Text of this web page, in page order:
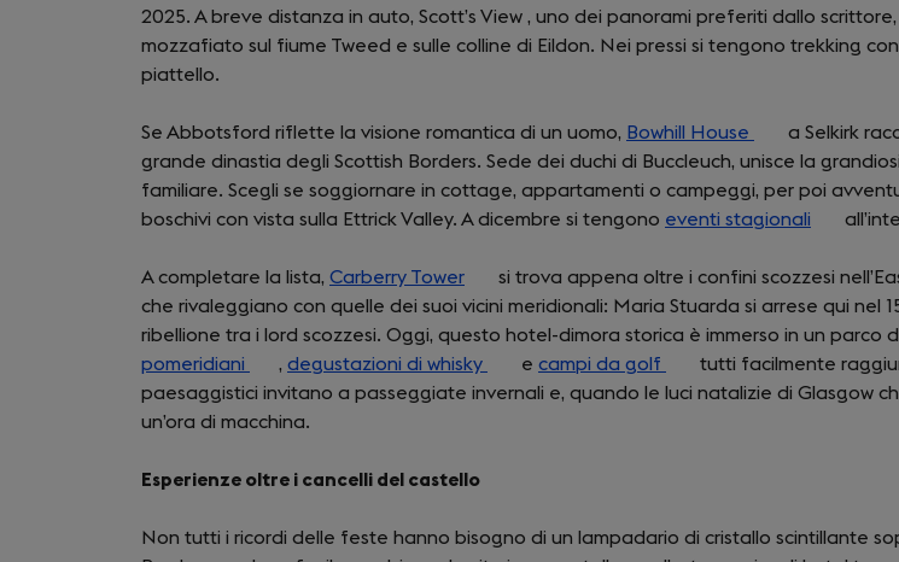
new
tab)
2025. A breve distanza in auto, Scott’s View , uno dei panorami preferiti dallo
mozzafiato sul fiume Tweed e sulle colline di Eildon. Nei pressi si tengono trekking
piattello.
Se Abbotsford riflette la visione romantica di un uomo, Bowhill House
(opens
in
a
new
a Selkirk
grande dinastia degli Scottish Borders. Sede dei duchi di Buccleuch, unisce la
familiare. Scegli se soggiornare in cottage, appartamenti o campeggi, per poi
boschivi con vista sulla Ettrick Valley. A dicembre si tengono eventi stagionali (opens
a
new
tab)
A completare la lista, Carberry Tower (opens
in
a
new
tab)
si trova appena oltre i confini scozzesi
che rivaleggiano con quelle dei suoi vicini meridionali: Maria Stuarda si arrese qui nel
ribellione tra i lord scozzesi. Oggi, questo hotel-dimora storica è immerso in un parco
pomeridiani
(opens
in
a
tab)
, degustazioni di whisky
(opens
in
e campi da golf
(opens
in
tutti facilmente
paesaggistici invitano a passeggiate invernali e, quando le luci natalizie di Glasgow
un’ora di macchina.
Esperienze oltre i cancelli del castello
Non tutti i ricordi delle feste hanno bisogno di un lampadario di cristallo scintillante